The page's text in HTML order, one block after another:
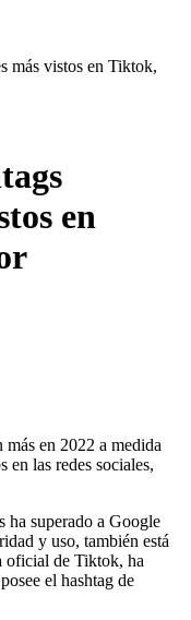
más vistos en Tiktok,
en
en 2022 a medida
en las redes sociales,
ha superado a Google
y uso, también está
oficial de Tiktok, ha
el hashtag de